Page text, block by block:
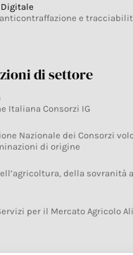
e
di settore
Italiana Consorzi IG
Nazionale dei Consorzi
di origine
della sovranità
per il Mercato Agricolo